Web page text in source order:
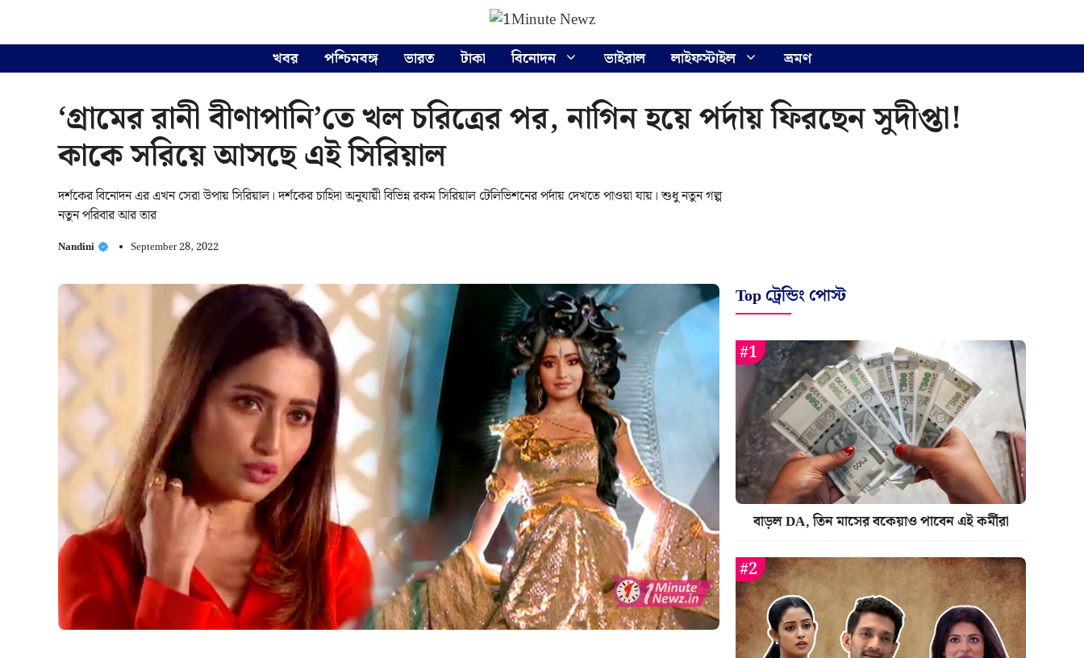
খবর পশ্চিমবঙ্গ ভারত টাকা বিনোদন ভাইরাল লাইফস্টাইল ভ্রমণ
‘গ্রামের রানী বীণাপানি’তে খল চরিত্রের পর, নাগিন হয়ে পর্দায় ফিরছেন সুদীপ্তা!
কাকে সরিয়ে আসছে এই সিরিয়াল
দর্শকের বিনোদন এর এখন সেরা উপায় সিরিয়াল। দর্শকের চাহিদা অনুযায়ী বিভিন্ন রকম সিরিয়াল টেলিভিশনের পর্দায় দেখতে পাওয়া যায়। শুধু নতুন গল্প
নতুন পরিবার আর তার
Nandini September 28, 2022
Top ট্রেন্ডিং পোস্ট
বাড়ল DA, তিন মাসের বকেয়াও পাবেন এই কর্মীরা